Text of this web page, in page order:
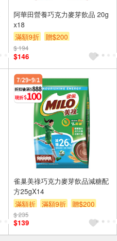
阿華田營養巧克力麥芽飲品 20g
x18
滿額9折
贈$200
$ 194
$146
雀巢美祿巧克力麥芽飲品減糖配
方25gX14
滿額折
滿額9折 贈$200
$ 235
$139